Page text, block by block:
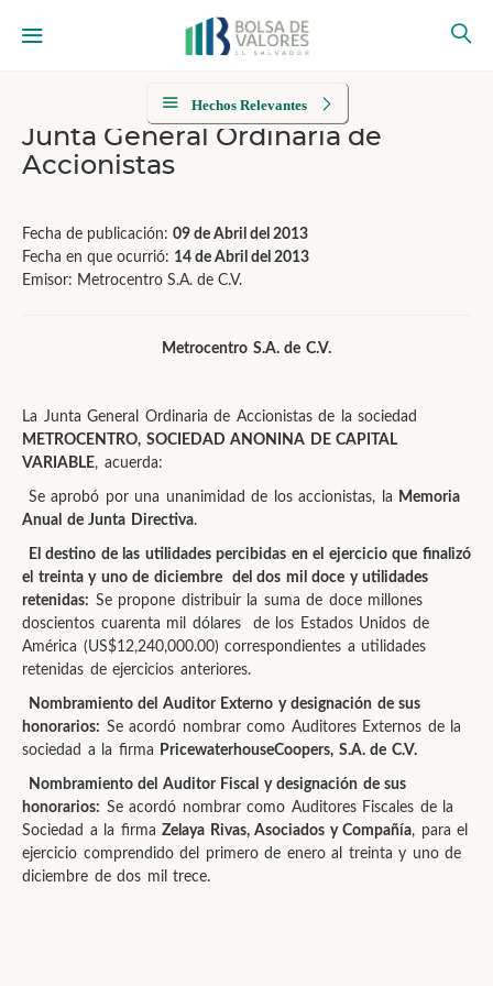
Hechos Relevantes
Junta General Ordinaria de
Accionistas
Fecha de publicación: 09 de Abril del 2013
Fecha en que ocurrió: 14 de Abril del 2013
Emisor: Metrocentro S.A. de C.V.
Metrocentro S.A. de C.V.
La Junta General Ordinaria de Accionistas de la sociedad
METROCENTRO, SOCIEDAD ANONINA DE CAPITAL
VARIABLE, acuerda:
Se aprobó por una unanimidad de los accionistas, la Memoria
Anual de Junta Directiva.
El destino de las utilidades percibidas en el ejercicio que finalizó
el treinta y uno de diciembre del dos mil doce y utilidades
retenidas: Se propone distribuir la suma de doce millones
doscientos cuarenta mil dólares de los Estados Unidos de
América (US$12,240,000.00) correspondientes a utilidades
retenidas de ejercicios anteriores.
Nombramiento del Auditor Externo y designación de sus
honorarios: Se acordó nombrar como Auditores Externos de la
sociedad a la firma
PricewaterhouseCoopers, S.A. de C.V.
Nombramiento del Auditor Fiscal y designación de sus
honorarios: Se acordó nombrar como Auditores Fiscales de la
Sociedad a la firma Zelaya Rivas, Asociados y Compañía, para el
ejercicio comprendido del primero de enero al treinta y uno de
diciembre de dos mil trece.